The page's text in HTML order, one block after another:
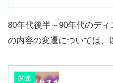
80年代後半～90年代のデ
の内容の変遷については、
関連